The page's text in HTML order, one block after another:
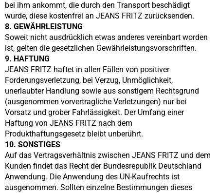
bei ihm ankommt, die durch den Transport beschädigt
wurde, diese kostenfrei an JEANS FRITZ zurücksenden.
8. GEWÄHRLEISTUNG
Soweit nicht ausdrücklich etwas anderes vereinbart worden
ist, gelten die gesetzlichen Gewährleistungsvorschriften.
9. HAFTUNG
JEANS FRITZ haftet in allen Fällen von positiver
Forderungsverletzung, bei Verzug, Unmöglichkeit,
unerlaubter Handlung sowie aus sonstigem Rechtsgrund
(ausgenommen vorvertragliche Verletzungen) nur bei
Vorsatz und grober Fahrlässigkeit. Der Umfang einer
Haftung von JEANS FRITZ nach dem
Produkthaftungsgesetz bleibt unberührt.
10. SONSTIGES
Auf das Vertragsverhältnis zwischen JEANS FRITZ und dem
Kunden findet das Recht der Bundesrepublik Deutschland
Anwendung. Die Anwendung des UN-Kaufrechts ist
ausgenommen. Sollten einzelne Bestimmungen dieses